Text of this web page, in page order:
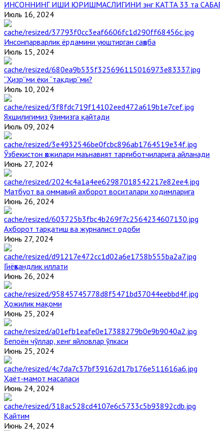
ИНСОННИНГ ИШИ ЮРИШМАСЛИГИНИ энг КАТТА 33 та
Июль 16, 2024
Инсонпарварлик ёрдамини уюштирган саҳоба
Июль 15, 2024
“Ҳизр”ми ёки “тақдир”ми?
Июль 10, 2024
Яхшилигимиз ўзимизга қайтади
Июль 09, 2024
Ўзбекистон ҳожилари маънавият тарғиботчиларига айланади
Июнь 27, 2024
Матбуот ва оммавий ахборот воситалари ходимларига
Июнь 26, 2024
Ахборот тарқатиш ва журналист одоби
Июнь 27, 2024
Гиёҳвандлик иллати
Июнь 26, 2024
Ҳожилик мақоми
Июнь 25, 2024
Бепоён чўллар, кенг яйловлар ўлкаси
Июнь 25, 2024
Ҳаёт-мамот масаласи
Июнь 24, 2024
Қайтим
Июнь 24, 2024